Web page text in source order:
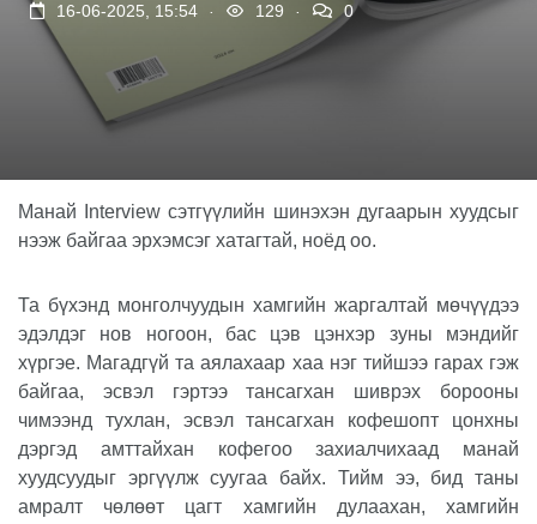
16-06-2025, 15:54 129 0
Манай Interviewсэтгүүлийн шинэхэн дугаарын хуудсыг
нээж байгаа эрхэмсэг хатагтай, ноёд оо.
Та бүхэнд монголчуудын хамгийн жаргалтай мөчүүдээ
эдэлдэг нов ногоон, бас цэв цэнхэр зуны мэндийг
хүргэе. Магадгүй та аялахаар хаа нэг тийшээ гарах гэж
байгаа, эсвэл гэртээ тансагхан шиврэх борооны
чимээнд тухлан, эсвэл тансагхан кофешопт цонхны
дэргэд амттайхан кофегоо захиалчихаад манай
хуудсуудыг эргүүлж суугаа байх. Тийм ээ, бид таны
амралт чөлөөт цагт хамгийн дулаахан, хамгийн